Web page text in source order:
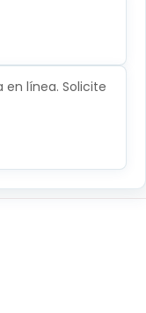
línea. Solicite